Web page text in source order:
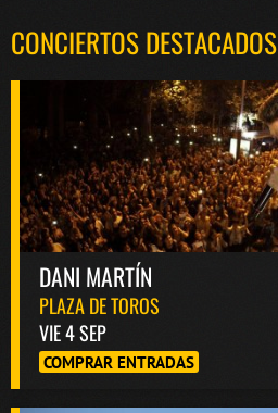
CONCIERTOS DESTACADOS
DANI MARTÍN
PLAZA DE TOROS
VIE 4 SEP
COMPRAR ENTRADAS